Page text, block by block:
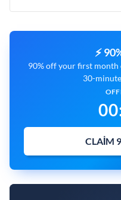
⚡
90% off your first month
30-
00
CLAIM